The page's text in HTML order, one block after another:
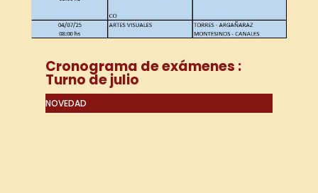
Cronograma de exámenes :
Turno de julio
NOVEDAD